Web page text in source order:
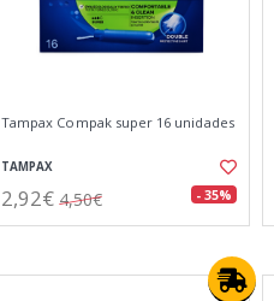
Tampax Compak super 16 unidades
TAMPAX
2,92€ 4,50€ - 35%